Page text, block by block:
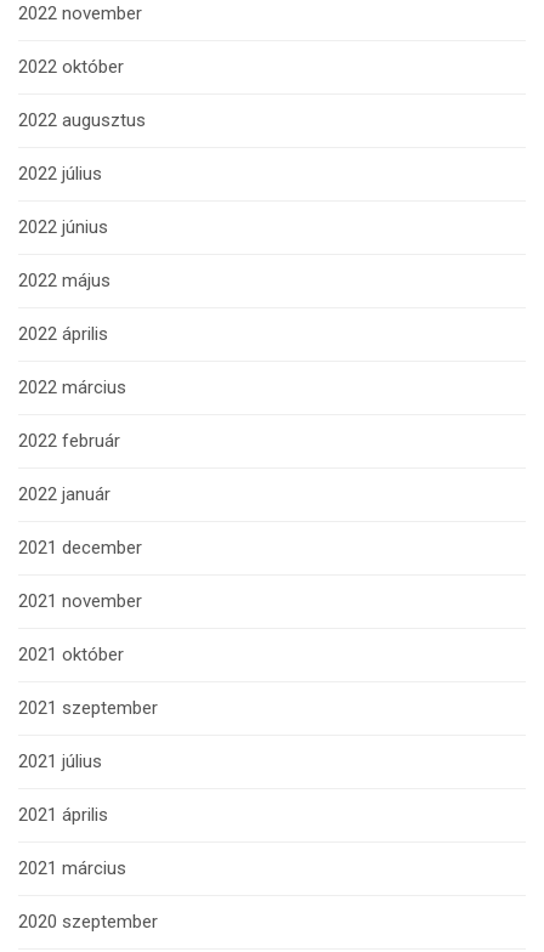
2022 november
2022 október
2022 augusztus
2022 július
2022 június
2022 május
2022 április
2022 március
2022 február
2022 január
2021 december
2021 november
2021 október
2021 szeptember
2021 július
2021 április
2021 március
2020 szeptember